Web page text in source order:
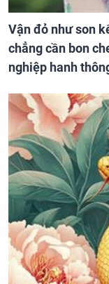
Vận đỏ như son
chẳng cần bon
nghiệp hanh